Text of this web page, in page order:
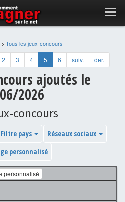
> Tous les jeux-concours
2 3 4 5 6 suiv. der.
ajoutés le
2026
concours
Filtre pays
Réseaux sociaux
personnalisé
personnalisé